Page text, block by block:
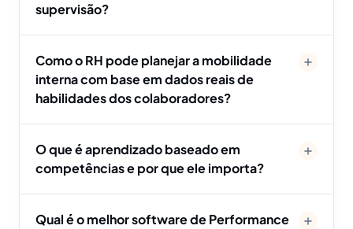
supervisão?
Como o RH pode planejar a mobilidade
interna com base em dados reais de
habilidades dos colaboradores?
O que é aprendizado baseado em
competências e por que ele importa?
Qual é o melhor software de Performance